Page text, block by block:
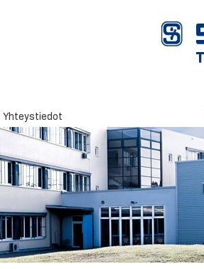
Yhteystiedot